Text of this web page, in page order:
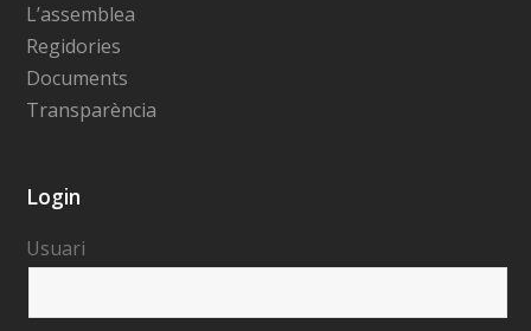
L’assemblea
Regidories
Documents
Transparència
Login
Usuari